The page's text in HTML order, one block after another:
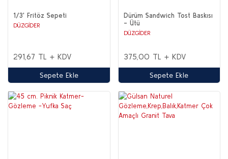
1/3' Fritöz Sepeti
DÜZGİDER
291,67 TL + KDV
Sepete Ekle
Dürüm Sandwich Tost Baskısı
- Ütü
DÜZGİDER
375,00 TL + KDV
Sepete Ekle